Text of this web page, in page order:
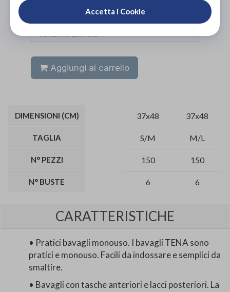
Aggiungi al carrello
DIMENSIONI (CM) 37x48 37x48
TAGLIA S/M M/L
N° PEZZI 150 150
N° BUSTE 6 6
CARATTERISTICHE
• Pratici bavagli monouso. I bavagli TENA sono
pratici e monouso. Facili da indossare e semplici da
smaltire.
• Bavagli con tasche anteriori e lacci posteriori. La
Accetta i Cookie